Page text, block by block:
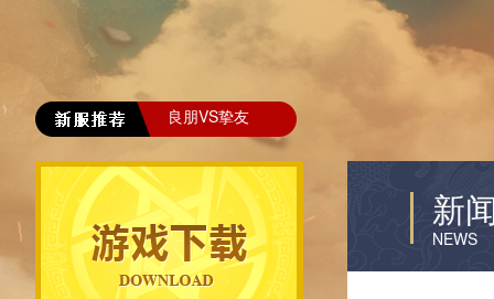
良朋VS挚友
新
NEWS